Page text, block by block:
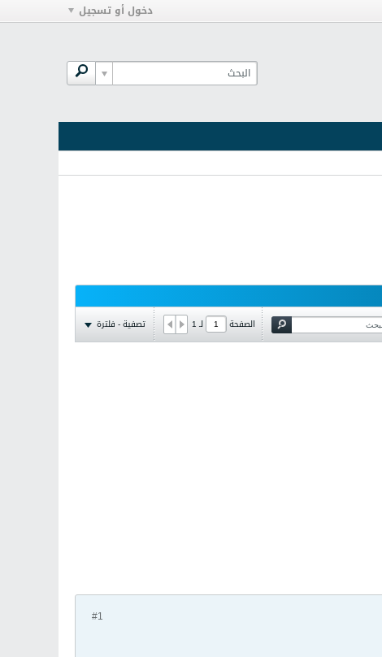
دخول أو تسجيل
الصفحة لـ1 تصفية - فلترة
#1